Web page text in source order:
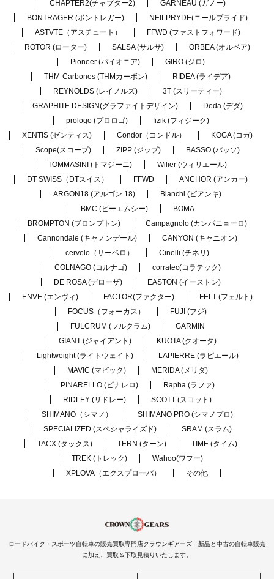
CHAPTER2(チャプター2)
GARNEAU (ガノー)
BONTRAGER (ボントレガー)
NEILPRYDE(ニールプライド)
ASTVTE（アスチュート）
FFWD (ファストフォワード)
ROTOR (ローター)
SALSA (サルサ)
ORBEA (オルベア)
Pioneer (パイオニア)
GIRO (ジロ)
THM-Carbones (THMカーボン)
RIDEA (ライデア)
REYNOLDS (レイノルズ)
3T (スリーティー)
GRAPHITE DESIGN(グラファイトデザイン)
Deda (デダ)
prologo (プロロゴ)
fizik (フィジーク)
XENTIS (ゼンティス)
Condor（コンドル）
KOGA (コガ)
Scope(スコープ)
ZIPP (ジップ)
BASSO (バッソ)
TOMMASINI (トマジーニ)
Wilier (ウィリエール)
DT SWISS（DTスイス）
FFWD
ANCHOR (アンカー)
ARGON18 (アルゴン 18)
Bianchi (ビアンキ)
BMC (ビーエムシー)
BOMA
BROMPTON (ブロンプトン)
Campagnolo (カンパニョーロ)
Cannondale (キャノンデール)
CANYON (キャニオン)
cervelo（サーベロ）
Cinelli (チネリ)
COLNAGO (コルナゴ)
corratec(コラテック)
DE ROSA (デローザ)
EASTON (イーストン)
ENVE (エンヴィ)
FACTOR(ファクター)
FELT (フェルト)
FOCUS（フォーカス）
FUJI (フジ)
FULCRUM (フルクラム)
GARMIN
GIANT (ジャイアント)
KUOTA (クオータ)
Lightweight (ライトウェイト)
LAPIERRE (ラピエール)
MAVIC (マビック)
MERIDA (メリダ)
PINARELLO (ピナレロ)
Rapha (ラファ)
RIDLEY (リドレー)
SCOTT (スコット)
SHIMANO（シマノ）
SHIMANO PRO (シマノプロ)
SPECIALIZED (スペシャライズド)
SRAM (スラム)
TACX (タックス)
TERN (ターン)
TIME (タイム)
TREK (トレック)
Wahoo(ワフー)
XPLOVA（エクスプローバ）
その他
ロードバイク・スポーツ自転車の販売買取専門店クラウンギアーズ 新品と中古の自転車販売
に加え、買取＆下取見積りいたします。